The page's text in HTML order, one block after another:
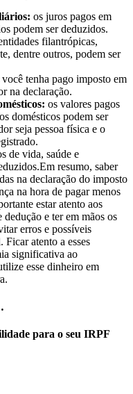
os juros pagos em
podem ser deduzidos.
filantrópicas,
dentre outros, podem ser
você tenha pago imposto em
na declaração.
os valores pagos
domésticos podem ser
seja pessoa física e o
de vida, saúde e
resumo, saber
na declaração do imposto
na hora de pagar menos
estar atento aos
e ter em mãos os
erros e possíveis
Ficar atento a esses
significativa ao
esse dinheiro em
para o seu IRPF